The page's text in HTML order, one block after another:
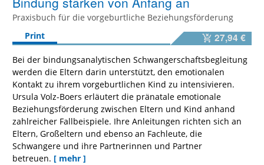
Praxisbuch für die vorgeburtliche Beziehungsförderung
Print
27,94 €
Bei der bindungsanalytischen Schwangerschaftsbegleitung
werden die Eltern darin unterstützt, den emotionalen
Kontakt zu ihrem vorgeburtlichen Kind zu intensivieren.
Ursula Volz-Boers erläutert die pränatale emotionale
Beziehungsförderung zwischen Eltern und Kind anhand
zahlreicher Fallbeispiele. Ihre Anleitungen richten sich an
Eltern, Großeltern und ebenso an Fachleute, die
Schwangere und ihre Partnerinnen und Partner
betreuen. [ mehr ]